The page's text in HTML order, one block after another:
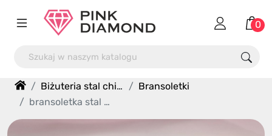
0
Biżuteria stal chirurgiczna 316L
Bransoletki
bransoletka stal chirurgiczna cyrkonie pancerka patyk